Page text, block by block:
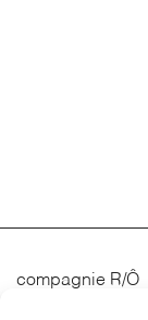
compagnie R/Ô